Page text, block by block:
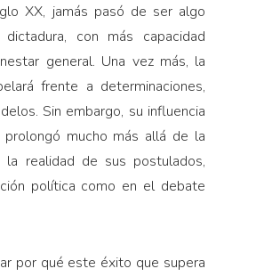
XX, jamás pasó de ser algo
con más capacidad
general. Una vez más, la
frente a determinaciones,
Sin embargo, su influencia
mucho más allá de la
la realidad de sus postulados,
política como en el debate
por qué este éxito que supera